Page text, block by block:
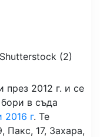
Shutterstock (2)
през 2012 г. и се
в съда
2016 г. Те
Пакс, 17, Захара,